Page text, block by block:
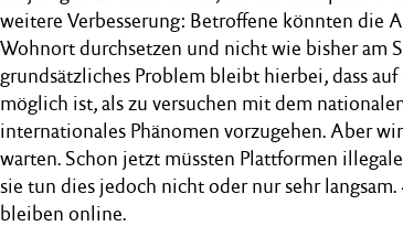
weitere Verbesserung: Betroffene könnten die
Wohnort durchsetzen und nicht wie bisher am
grundsätzliches Problem bleibt hierbei, dass
möglich ist, als zu versuchen mit dem
internationales Phänomen vorzugehen. Aber
warten. Schon jetzt müssten Plattformen
sie tun dies jedoch nicht oder nur sehr
bleiben online.